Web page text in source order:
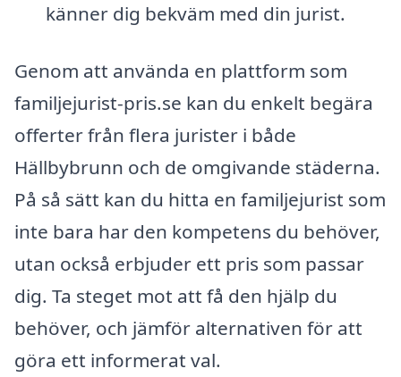
känner dig bekväm med din jurist.
Genom att använda en plattform som
familjejurist-pris.se kan du enkelt begära
offerter från flera jurister i både
Hällbybrunn och de omgivande städerna.
På så sätt kan du hitta en familjejurist som
inte bara har den kompetens du behöver,
utan också erbjuder ett pris som passar
dig. Ta steget mot att få den hjälp du
behöver, och jämför alternativen för att
göra ett informerat val.